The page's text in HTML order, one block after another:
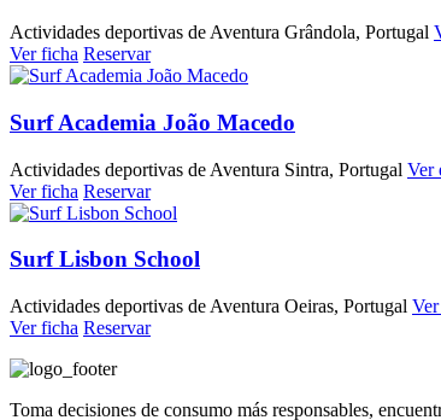
Actividades deportivas de Aventura Grândola, Portugal
Ver ficha Reservar
Surf Academia João Macedo
Actividades deportivas de Aventura Sintra, Portugal Ver
Ver ficha Reservar
Surf Lisbon School
Actividades deportivas de Aventura Oeiras, Portugal
Ver ficha Reservar
Toma decisiones de consumo más responsables,